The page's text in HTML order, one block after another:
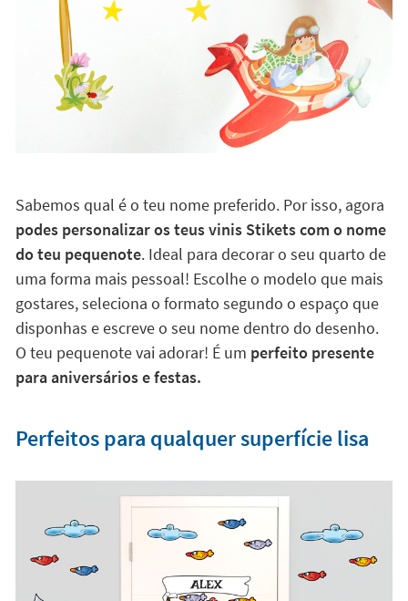
Sabemos qual é o teu nome preferido. Por isso, agora
podes personalizar os teus vinis Stikets com o nome
do teu pequenote. Ideal para decorar o seu quarto de
uma forma mais pessoal! Escolhe o modelo que mais
gostares, seleciona o formato segundo o espaço que
disponhas e escreve o seu nome dentro do desenho.
O teu pequenote vai adorar! É um perfeito presente
para aniversários e festas.
Perfeitos para qualquer superfície lisa